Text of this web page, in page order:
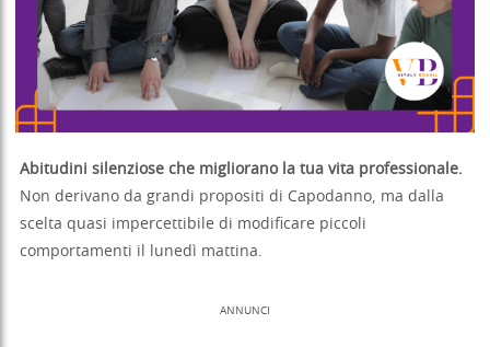
Abitudini silenziose che migliorano la tua vita professionale.
Non derivano da grandi propositi di Capodanno, ma dalla
scelta quasi impercettibile di modificare piccoli
comportamenti il lunedì mattina.
ANNUNCI